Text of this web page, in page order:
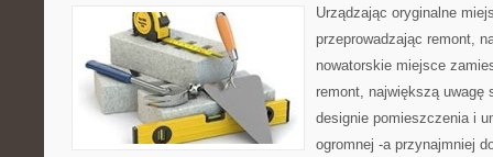
Urządzając oryginalne
przeprowadzając remont,
nowatorskie miejsce
remont, największą uwagę
designie pomieszczenia i
ogromnej -a przynajmniej